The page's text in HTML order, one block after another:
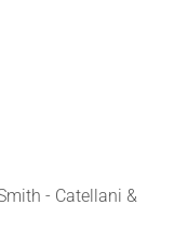
- Catellani &